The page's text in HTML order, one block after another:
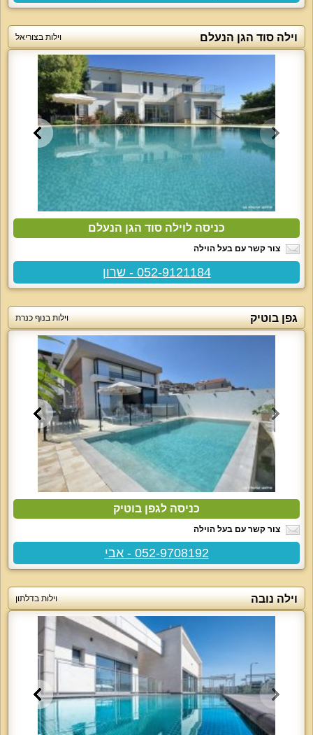
וילה סוד הגן הנעלם וילות בצוריאל
כניסה לוילה סוד הגן הנעלם
צור קשר עם בעל הוילה
052-9121184 - שרון
גפן בוטיק וילות בנוף כנרת
כניסה לגפן בוטיק
צור קשר עם בעל הוילה
052-9708192 - אבי
וילה נובה וילות בדלתון